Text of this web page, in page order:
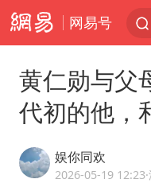
网易号
黄仁勋与父
代初的他，
娱你同欢
2026-05-19 12:23